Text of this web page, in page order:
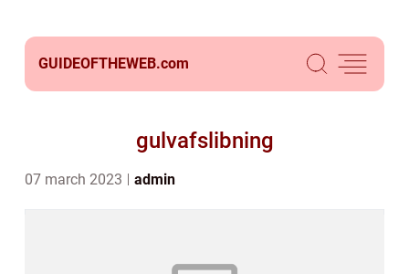
GUIDEOFTHEWEB.com
gulvafslibning
07 march 2023 admin